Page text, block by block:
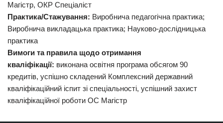
Магістр, ОКР Спеціаліст
Практика/Стажування: Виробнича педагогічна практика;
Виробнича викладацька практика; Науково-дослідницька
практика
Вимоги та правила щодо отримання
кваліфікації: виконана освітня програма обсягом 90
кредитів, успішно складений Комплексний державний
кваліфікаційний іспит зі спеціальності, успішний захист
кваліфікаційної роботи ОС Магістр